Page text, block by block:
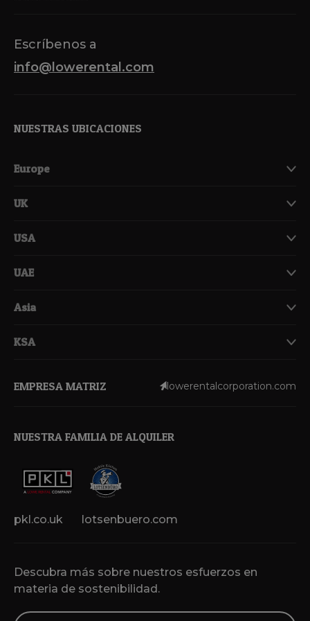
Escríbenos a
info@lowerental.com
NUESTRAS UBICACIONES
Europe
UK
USA
UAE
Asia
KSA
Descubra más sobre nuestros esfuerzos en
materia de sostenibilidad.
EMPRESA MATRIZ lowerentalcorporation.com
NUESTRA FAMILIA DE ALQUILER
pkl.co.uk lotsenbuero.com